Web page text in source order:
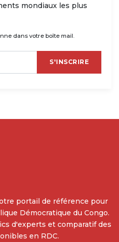
mondiaux les plus
dans votre boîte mail.
S'INSCRIRE
portail de référence pour
Démocratique du Congo.
d'experts et comparatif des
en RDC.